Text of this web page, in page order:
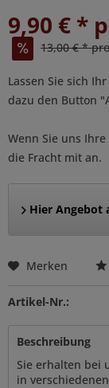
9,90 € *
13,00 € *
Lassen Sie sich
dazu den Button
Wenn Sie uns
die Fracht mit an.
Hier Angebot
Merken
Artikel-Nr.:
Beschreibung
Sie erhalten bei
in